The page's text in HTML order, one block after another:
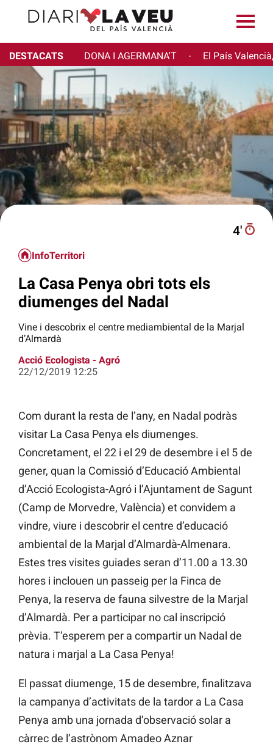
DESTACATS DONA I AGERMANA'T · El País
4′
InfoTerritori
La Casa Penya obri tots els
diumenges del Nadal
Vine i descobrix el centre mediambiental de la Marjal
d’Almardà
Acció Ecologista - Agró
22/12/2019 12:25
Com durant la resta de l’any, en Nadal podràs
visitar La Casa Penya els diumenges.
Concretament, el 22 i el 29 de desembre i el 5 de
gener, quan la Comissió d’Educació Ambiental
d’Acció Ecologista-Agró i l’Ajuntament de Sagunt
(Camp de Morvedre, València) et convidem a
vindre, viure i descobrir el centre d’educació
ambiental de la Marjal d’Almardà-Almenara.
Estes tres visites guiades seran d’11.00 a 13.30
hores i inclouen un passeig per la Finca de
Penya, la reserva de fauna silvestre de la Marjal
d’Almardà. Per a participar no cal inscripció
prèvia. T’esperem per a compartir un Nadal de
natura i marjal a La Casa Penya!
El passat diumenge, 15 de desembre, finalitzava
la campanya d’activitats de la tardor a La Casa
Penya amb una jornada d’observació solar a
càrrec de l’astrònom Amadeo Aznar